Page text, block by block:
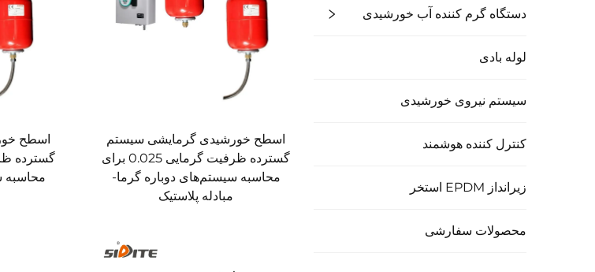
دستگاه گرم کننده آب خورشیدی
لوله بادی
سیستم نیروی خورشیدی
کنترل کننده هوشمند
زیرانداز EPDM استخر
محصولات سفارشی
اسطح خورشیدی گرمایشی سیستم
گسترده ظرفیت گرمایی 0.025 برای
محاسبه سیستم‌های دوباره گرما-
مبادله پلاستیک
اسطح
محاسبه